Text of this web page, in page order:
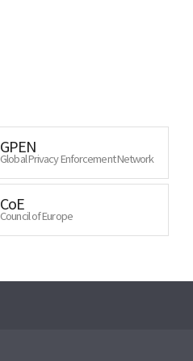
GPEN
Global Privacy Enforcement Network
CoE
Council of Europe